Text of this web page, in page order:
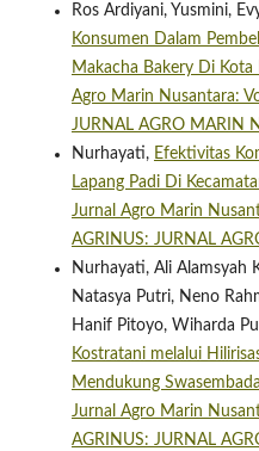
Ros Ardiyani, Yusmini,
Konsumen Dalam
Makacha Bakery Di Kota
Agro Marin Nusantara:
JURNAL AGRO MARIN
Nurhayati, Efektivitas
Lapang Padi Di
Jurnal Agro Marin
AGRINUS: JURNAL
Nurhayati, Ali Alamsyah
Natasya Putri, Neno
Hanif Pitoyo, Wiharda
Kostratani melalui
Mendukung
Jurnal Agro Marin
AGRINUS: JURNAL